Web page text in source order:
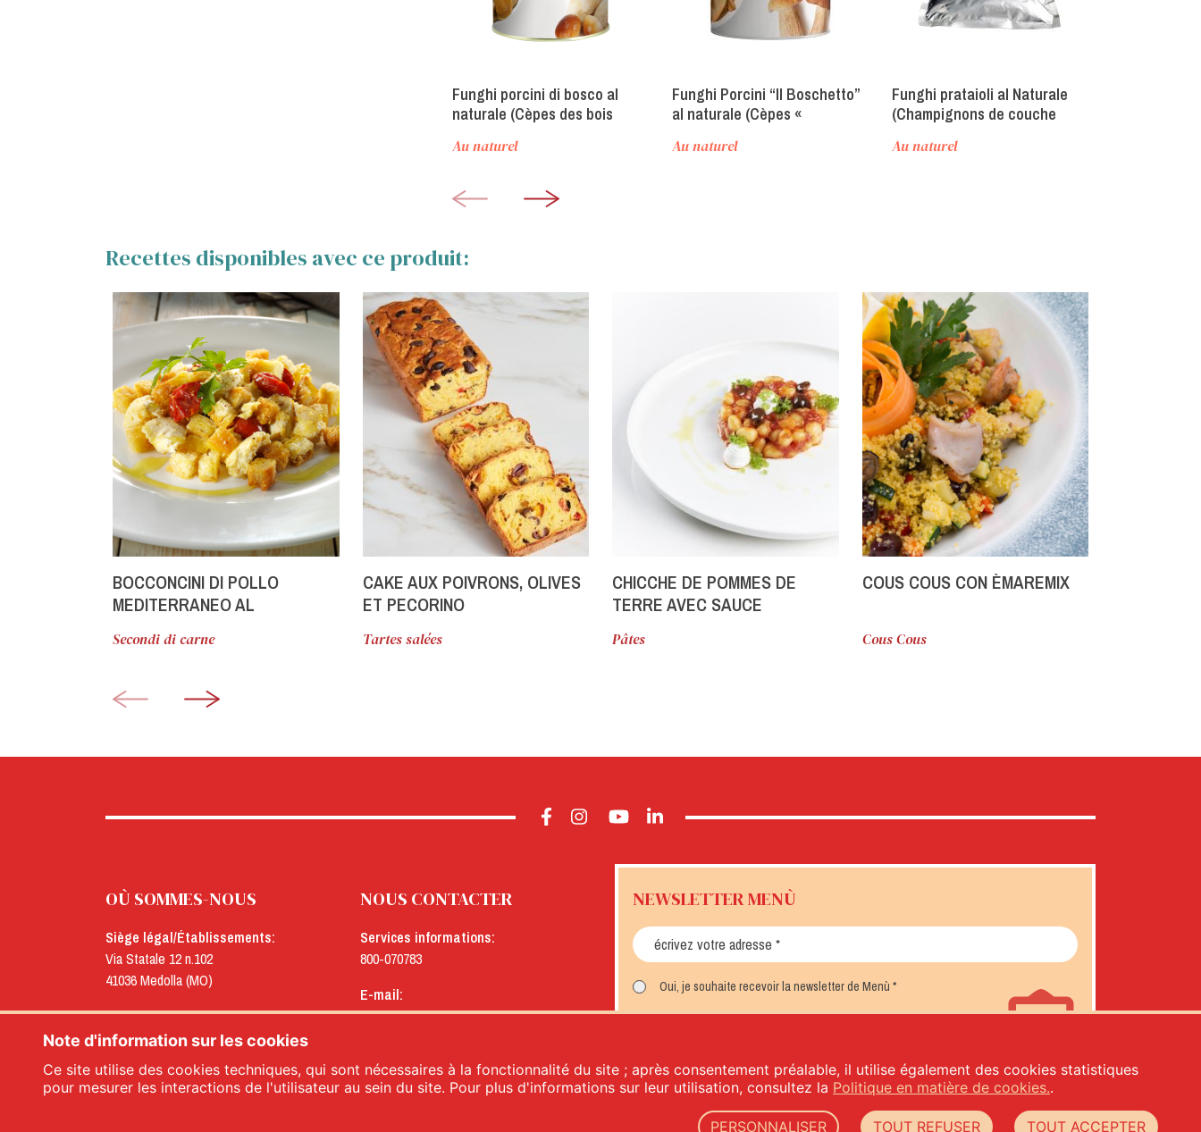
Funghi porcini di bosco al
naturale (Cèpes des bois
Au naturel
Funghi Porcini “Il Boschetto”
al naturale (Cèpes «
Au naturel
Funghi prataioli al Naturale
(Champignons de couche
Au naturel
Recettes disponibles avec ce produit:
BOCCONCINI DI POLLO
MEDITERRANEO AL
Secondi di carne
CAKE AUX POIVRONS, OLIVES
ET PECORINO
Tartes salées
CHICCHE DE POMMES DE
TERRE AVEC SAUCE
POMODORINA, RICOTTA DE
BUFFLONNE ET PERLES DE
Pâtes
COUS COUS CON ÈMAREMIX
Cous Cous
OÙ SOMMES-NOUS
Siège légal/Établissements:
Via Statale 12 n.102
41036 Medolla (MO)
Bureaux:
Via Concordia n.25
NOUS CONTACTER
Services informations:
800-070783
E-mail:
menu@menu.it
NEWSLETTER MENÙ
Oui, je souhaite recevoir la newsletter de Menù *
Note d'information sur les cookies
Ce site utilise des cookies techniques, qui sont nécessaires à la fonctionnalité du site ; après consentement préalable, il utilise également des cookies statistiques
pour mesurer les interactions de l'utilisateur au sein du site. Pour plus d'informations sur leur utilisation, consultez la Politique en matière de cookies..
PERSONNALISER TOUT REFUSER TOUT ACCEPTER